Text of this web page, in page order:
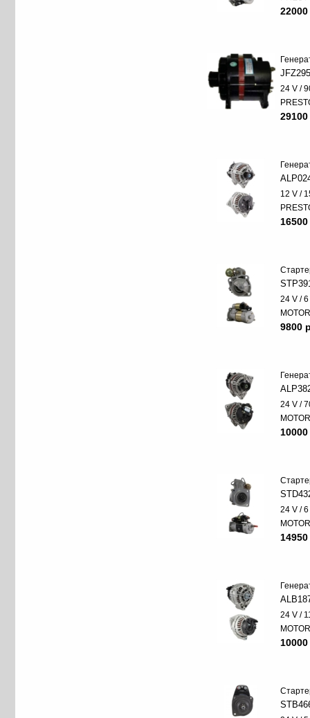
24 V /
12 V /
24 V /
9800
24 V /
24 V /
24 V /